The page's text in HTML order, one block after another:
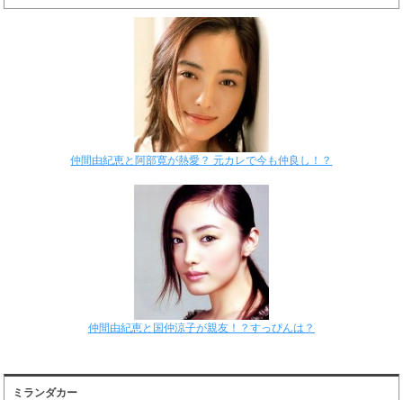
仲間由紀恵と阿部寛が熱愛？ 元カレで今も仲良し！？
仲間由紀恵と国仲涼子が親友！？すっぴんは？
ミランダカー